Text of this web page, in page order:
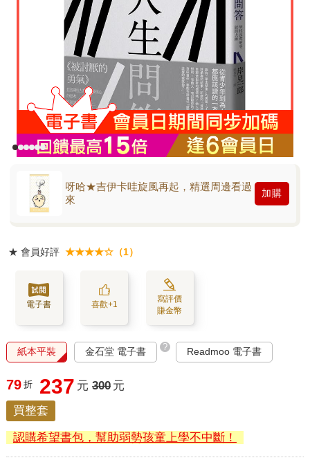
呀哈★吉伊卡哇旋風再起，精選周邊看過
來
加購
★ 會員好評 ★★★★☆（1）
電子書 喜歡+1
寫評價
賺金幣
紙本平裝 金石堂 電子書 ? Readmoo 電子書
79 折 237 元 300 元
買整套
認購希望書包，幫助弱勢孩童上學不中斷！